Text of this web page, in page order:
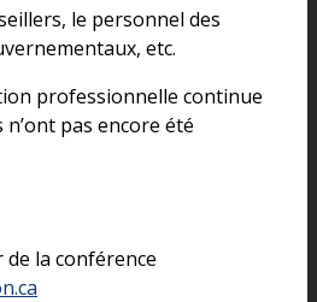
le personnel des
etc.
professionnelle continue
pas encore été
la conférence